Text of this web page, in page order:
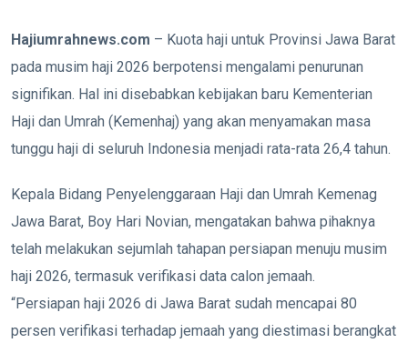
Hajiumrahnews.com – Kuota haji untuk Provinsi Jawa Barat
pada musim haji 2026 berpotensi mengalami penurunan
signifikan. Hal ini disebabkan kebijakan baru Kementerian
Haji dan Umrah (Kemenhaj) yang akan menyamakan masa
tunggu haji di seluruh Indonesia menjadi rata-rata 26,4 tahun.
Kepala Bidang Penyelenggaraan Haji dan Umrah Kemenag
Jawa Barat, Boy Hari Novian, mengatakan bahwa pihaknya
telah melakukan sejumlah tahapan persiapan menuju musim
haji 2026, termasuk verifikasi data calon jemaah.
“Persiapan haji 2026 di Jawa Barat sudah mencapai 80
persen verifikasi terhadap jemaah yang diestimasi berangkat